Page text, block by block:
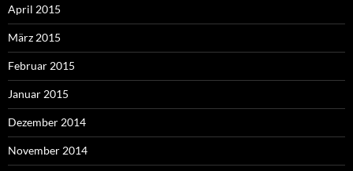
April 2015
März 2015
Februar 2015
Januar 2015
Dezember 2014
November 2014